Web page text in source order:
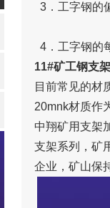
3．工字钢的
4．工字钢的
11#矿工钢支
目前常见的材
20mnk材质作
中翔矿用支架
支架系列，矿
企业，矿山保